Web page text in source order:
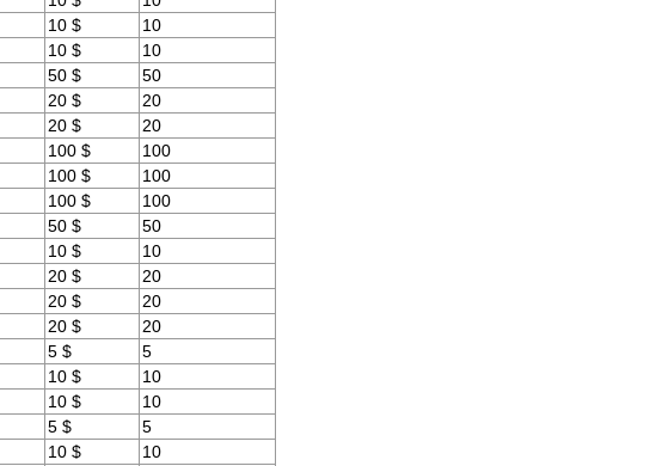
10 $
10
10 $
10
50 $
50
20 $
20
20 $
20
100 $
100
100 $
100
100 $
100
50 $
50
10 $
10
20 $
20
20 $
20
20 $
20
5 $
5
10 $
10
10 $
10
5 $
5
10 $
10